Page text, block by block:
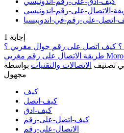
الاتصال-على-رقم-اندونيسي
اتصل-على-رقم-في-اندونيسيا
1 إجابة
كيف اتصل على رقم جوال مغربي ؟
تصنيف الاتصالات والتقنيات بواسطة
مجهول
كيف
كيف-اتصل
كيف-ادق
كيف-اتصل-على-رقم
الاتصال-على-رقم